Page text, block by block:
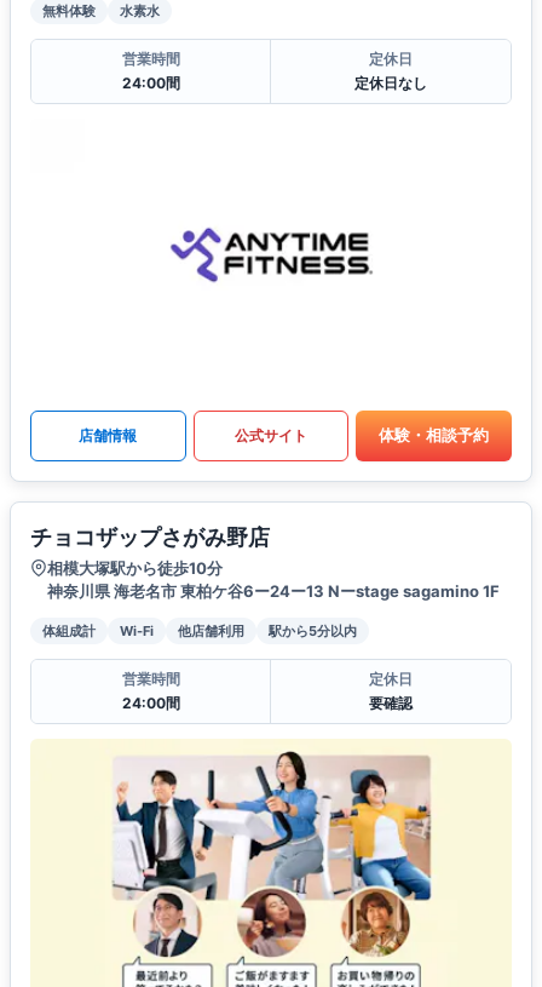
無料体験 水素水
営業時間
24:00間
定休日
定休日なし
店舗情報 公式サイト 体験・相談予約
チョコザップさがみ野店
相模大塚駅から徒歩10分
神奈川県 海老名市 東柏ケ谷6ー24ー13 Nーstage sagamino 1F
体組成計 Wi-Fi 他店舗利用 駅から5分以内
営業時間
24:00間
定休日
要確認